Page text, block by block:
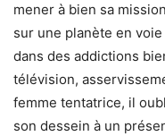
mener à bien sa
sur une planète en
dans des addictions
télévision,
femme tentatrice, il
son dessein à un